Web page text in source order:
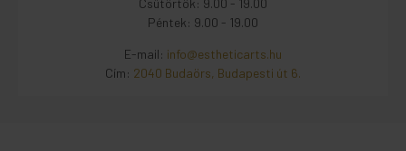
Csütörtök: 9.00 - 19.00
Péntek: 9.00 - 19.00
E-mail: info@estheticarts.hu
Cím: 2040 Budaörs, Budapesti út 6.